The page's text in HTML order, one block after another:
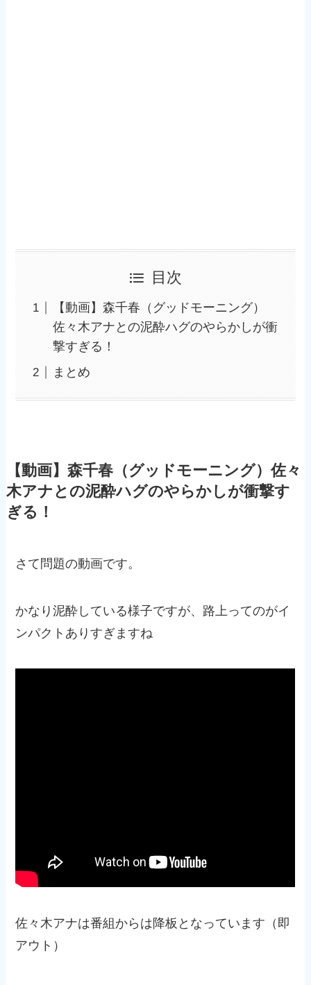
目次
【動画】森千春（グッドモーニング）
佐々木アナとの泥酔ハグのやらかしが衝
撃すぎる！
まとめ
【動画】森千春（グッドモーニング）佐々
木アナとの泥酔ハグのやらかしが衝撃す
ぎる！
さて問題の動画です。
かなり泥酔している様子ですが、路上ってのがイ
ンパクトありすぎますね
佐々木アナは番組からは降板となっています（即
アウト）